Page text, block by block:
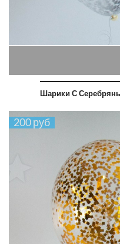
Шарики С
200 руб